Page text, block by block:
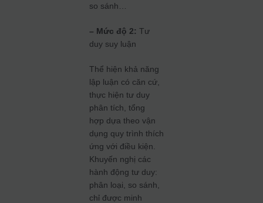
so sánh…
– Mức độ 2: Tư
duy suy luận
Thể hiện khả năng
lập luận có căn cứ,
thực hiện tư duy
phân tích, tổng
hợp dựa theo vận
dụng quy trình thích
ứng với điều kiện.
Khuyến nghị các
hành động tư duy:
phân loại, so sánh,
chỉ được minh